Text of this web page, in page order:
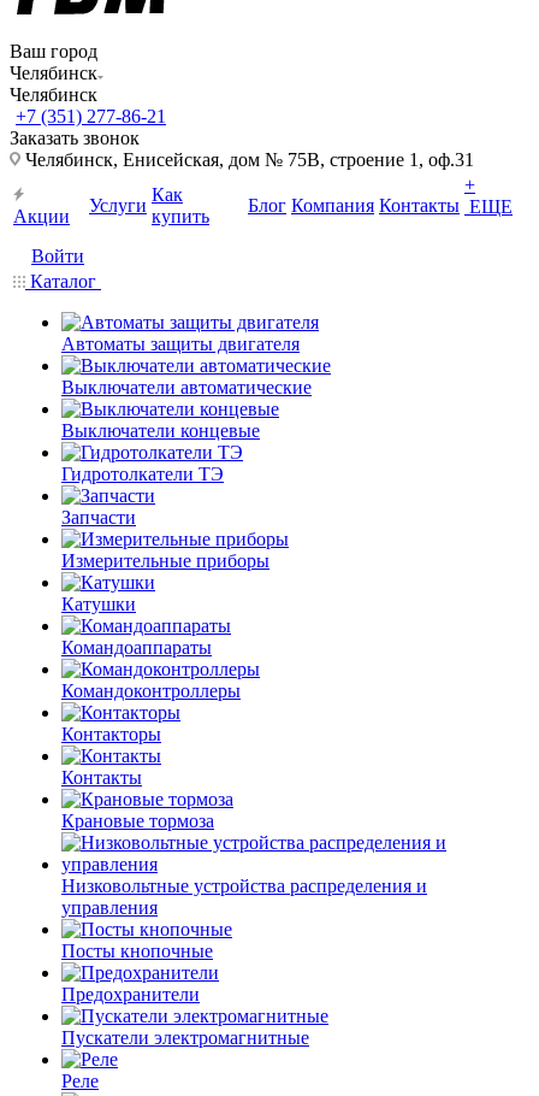
Ваш город
Челябинск
Челябинск
+7 (351) 277-86-21
Заказать звонок
Челябинск, Енисейская, дом № 75В, строение 1, оф.31
Акции
Услуги
Как
купить
Блог Компания Контакты
+
ЕЩЕ
Войти
Каталог
Автоматы защиты двигателя
Выключатели автоматические
Выключатели концевые
Гидротолкатели ТЭ
Запчасти
Измерительные приборы
Катушки
Командоаппараты
Командоконтроллеры
Контакторы
Контакты
Крановые тормоза
Низковольтные устройства распределения и
управления
Посты кнопочные
Предохранители
Пускатели электромагнитные
Реле